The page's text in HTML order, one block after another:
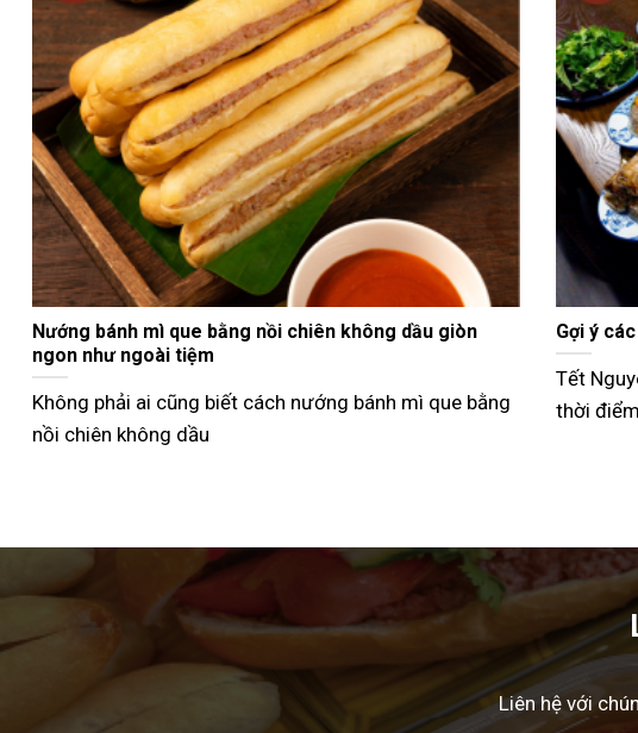
quả nhất
bánh mì
Cách thưởng thức bánh mì que Hải Phòng ngon
điệu
Nhiều người từng ăn bánh mì que nhưng chưa
hiểu cách thưởng thức
Liên hệ với